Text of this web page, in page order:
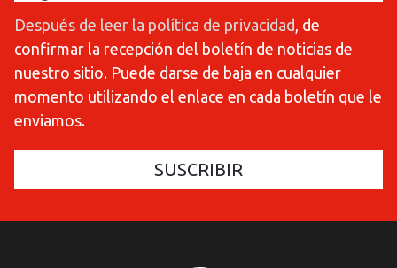
Después de leer la política de privacidad , de
confirmar la recepción del boletín de noticias de
nuestro sitio. Puede darse de baja en cualquier
momento utilizando el enlace en cada boletín que le
enviamos.